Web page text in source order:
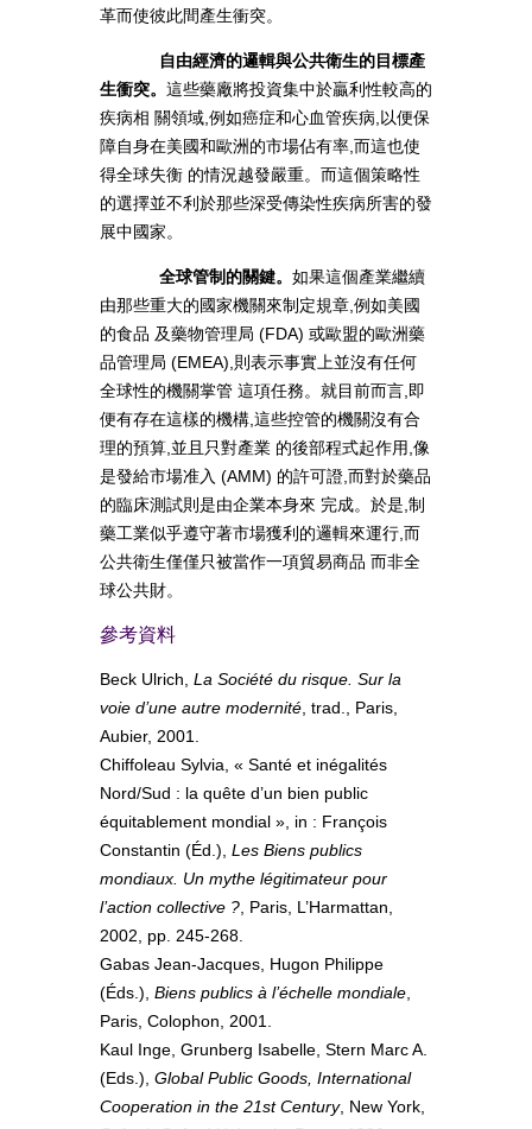
革而使彼此間產生衝突。
自由經濟的邏輯與公共衛生的目標產
生衝突。 這些藥廠將投資集中於贏利性較高的
疾病相 關領域,例如癌症和心血管疾病,以便保
障自身在美國和歐洲的市場佔有率,而這也使
得全球失衡 的情況越發嚴重。而這個策略性
的選擇並不利於那些深受傳染性疾病所害的發
展中國家。
全球管制的關鍵。 如果這個產業繼續
由那些重大的國家機關來制定規章,例如美國
的食品 及藥物管理局 (FDA) 或歐盟的歐洲藥
品管理局 (EMEA),則表示事實上並沒有任何
全球性的機關掌管 這項任務。就目前而言,即
便有存在這樣的機構,這些控管的機關沒有合
理的預算,並且只對產業 的後部程式起作用,像
是發給市場准入 (AMM) 的許可證,而對於藥品
的臨床測試則是由企業本身來 完成。於是,制
藥工業似乎遵守著市場獲利的邏輯來運行,而
公共衛生僅僅只被當作一項貿易商品 而非全
球公共財。
參考資料
Beck Ulrich, La Société du risque. Sur la
voie d’une autre modernité , trad., Paris,
Aubier, 2001.
Chiffoleau Sylvia, « Santé et inégalités
Nord/Sud : la quête d’un bien public
équitablement mondial », in : François
Constantin (Éd.), Les Biens publics
mondiaux. Un mythe légitimateur pour
l’action collective ? , Paris, L’Harmattan,
2002, pp. 245-268.
Gabas Jean-Jacques, Hugon Philippe
(Éds.), Biens publics à l’échelle mondiale
Paris, Colophon, 2001.
Kaul Inge, Grunberg Isabelle, Stern Marc A.
(Eds.), Global Public Goods, International
Cooperation in the 21st Century, New York,